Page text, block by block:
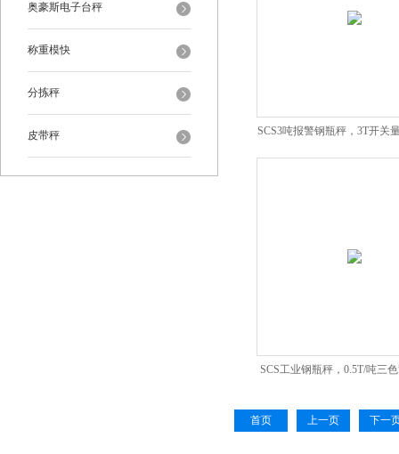
奥豪斯电子台秤
称重模快
分拣秤
皮带秤 SCS3吨报警钢瓶秤，3T开关
瓶秤
SCS工业钢瓶秤，0.5T/吨三
首页
上一页 下一